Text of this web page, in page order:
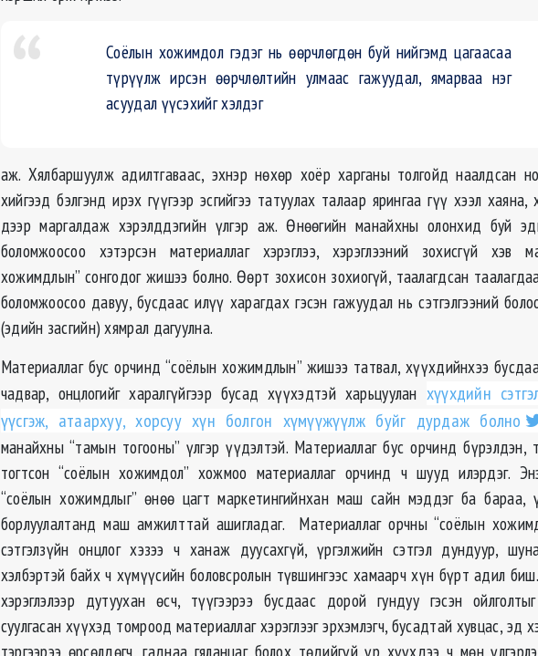
Соёлын хожимдол гэдэг нь өөрчлөгдөн буй нийгэмд цагаасаа
түрүүлж ирсэн өөрчлөлтийн улмаас гажуудал, ямарваа нэг
асуудал үүсэхийг хэлдэг
аж. Хялбаршуулж адилтгаваас, эхнэр нөхөр хоёр харганы толгойд наалдсан
хийгээд бэлгэнд ирэх гүүгээр эсгийгээ татуулах талаар ярингаа гүү хээл хаяна,
дээр маргалдаж хэрэлддэгийн үлгэр аж. Өнөөгийн манайхны олонхид буй
боломжоосоо хэтэрсэн материаллаг хэрэглээ, хэрэглээний зохисгүй хэв
хожимдлын” сонгодог жишээ болно. Өөрт зохисон зохиогүй, таалагдсан
боломжоосоо давуу, бусдаас илүү харагдах гэсэн гажуудал нь сэтгэлгээний
(эдийн засгийн) хямрал дагуулна.
Материаллаг бус орчинд “соёлын хожимдлын” жишээ татвал, хүүхдийнхээ
чадвар, онцлогийг харалгүйгээр бусад хүүхэдтэй харьцуулан хүүхдийн
үүсгэж, атаархуу, хорсуу хүн болгон хүмүүжүүлж буйг дурдаж болно
манайхны “тамын тогооны” үлгэр үүдэлтэй. Материаллаг бус орчинд бүрэлдэн,
тогтсон “соёлын хожимдол” хожмоо материаллаг орчинд ч шууд илэрдэг.
“соёлын хожимдлыг” өнөө цагт маркетингийнхан маш сайн мэддэг ба бараа,
борлуулалтанд маш амжилттай ашигладаг. Материаллаг орчны “соёлын
сэтгэлзүйн онцлог хэзээ ч ханаж дуусахгүй, үргэлжийн сэтгэл дундуур,
хэлбэртэй байх ч хүмүүсийн боловсролын түвшингээс хамаарч хүн бүрт адил
хэрэглэлээр дутуухан өсч, түүгээрээ бусдаас дорой гундуу гэсэн
суулгасан хүүхэд томроод материаллаг хэрэглээг эрхэмлэгч, бусадтай хувцас, эд
тэргээрээ өрсөлдөгч, гаднаа гяланцаг болох төдийгүй үр хүүхдээ ч мөн